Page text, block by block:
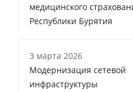
медицинского
Республики Бурятия
3 марта 2026
Модернизация сетевой
инфраструктуры